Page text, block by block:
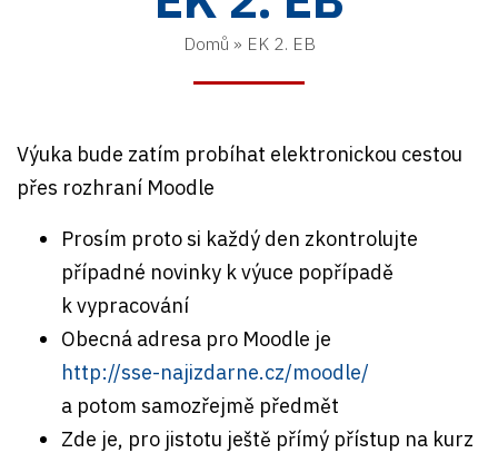
Domů » EK 2. EB
Výuka bude zatím probíhat elektronickou cestou
přes rozhraní Moodle
Prosím proto si každý den zkontrolujte
případné novinky k výuce popřípadě
k vypracování
Obecná adresa pro Moodle je
http://sse-najizdarne.cz/moodle/
a potom samozřejmě předmět
Zde je, pro jistotu ještě přímý přístup na kurz